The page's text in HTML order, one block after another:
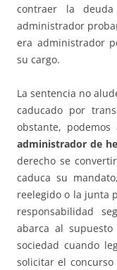
contraer la
administrador
era administrador
su cargo.
La sentencia no
caducado por
obstante,
administrador de
derecho se
caduca su
reelegido o la junta
responsabilidad
abarca al
sociedad cuando
solicitar el